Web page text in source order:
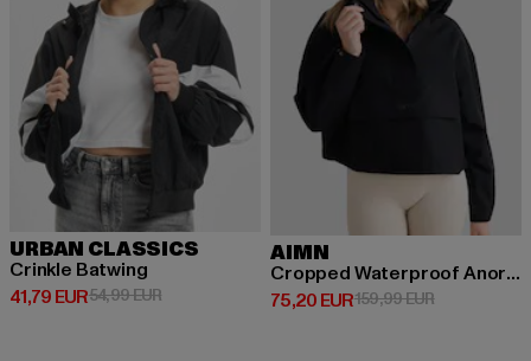
URBAN CLASSICS
Crinkle Batwing
41,79 EUR
Derzeitiger Preis: 41,79 EUR
54,99 EURAktionspreis: 54,99 EUR
AIMN
Cropped Waterproof Anorak
75,20 EUR
Derzeitiger Preis: 75,20 EUR
159,99 EURAktionspreis: